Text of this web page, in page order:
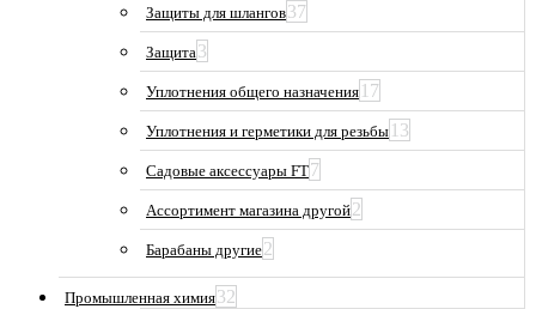
Защиты для шлангов37
Защита3
Уплотнения общего назначения 17
Уплотнения и герметики для резьбы 13
Садовые аксессуары FT7
Ассортимент магазина другой2
Барабаны другие2
Промышленная химия32